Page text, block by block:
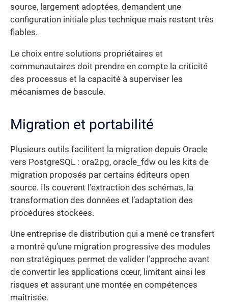
source, largement adoptées, demandent une
configuration initiale plus technique mais restent très
fiables.
Le choix entre solutions propriétaires et
communautaires doit prendre en compte la criticité
des processus et la capacité à superviser les
mécanismes de bascule.
Migration et portabilité
Plusieurs outils facilitent la migration depuis Oracle
vers PostgreSQL : ora2pg, oracle_fdw ou les kits de
migration proposés par certains éditeurs open
source. Ils couvrent l’extraction des schémas, la
transformation des données et l’adaptation des
procédures stockées.
Une entreprise de distribution qui a mené ce transfert
a montré qu’une migration progressive des modules
non stratégiques permet de valider l’approche avant
de convertir les applications cœur, limitant ainsi les
risques et assurant une montée en compétences
maîtrisée.